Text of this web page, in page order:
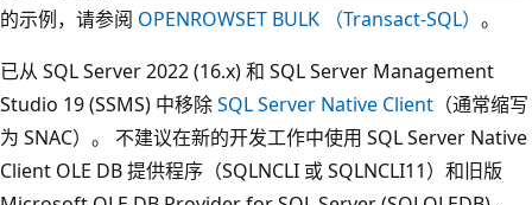
的示例，请参阅 OPENROWSET BULK （Transact-SQL） 。
已从 SQL Server 2022 (16.x) 和 SQL Server Management
Studio 19 (SSMS) 中移除SQL Server Native Client （通常缩写
为 SNAC）。 不建议在新的开发工作中使用 SQL Server Native
Client OLE DB 提供程序（SQLNCLI 或 SQLNCLI11）和旧版